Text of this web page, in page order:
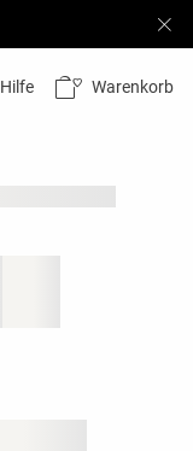
Hilfe Warenkorb